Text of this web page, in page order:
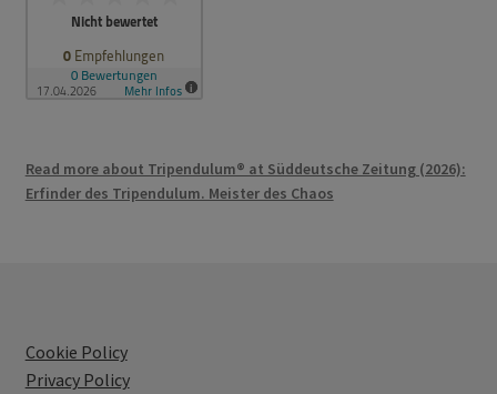
Read more about Tripendulum® at Süddeutsche Zeitung (2026):
Erfinder des Tripendulum. Meister des Chaos
Cookie Policy
Privacy Policy